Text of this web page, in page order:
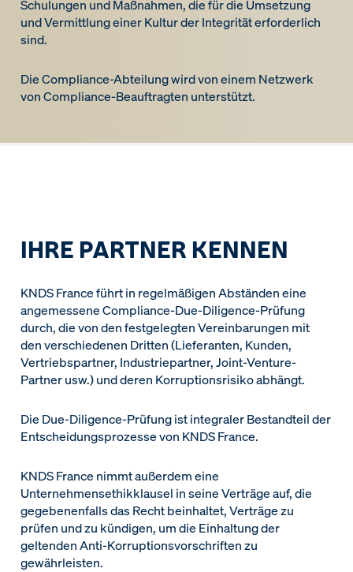
Schulungen und Maßnahmen, die für die Umsetzung
und Vermittlung einer Kultur der Integrität erforderlich
sind.
Die Compliance-Abteilung wird von einem Netzwerk
von Compliance-Beauftragten unterstützt.
IHRE PARTNER KENNEN
KNDS France führt in regelmäßigen Abständen eine
angemessene Compliance-Due-Diligence-Prüfung
durch, die von den festgelegten Vereinbarungen mit
den verschiedenen Dritten (Lieferanten, Kunden,
Vertriebspartner, Industriepartner, Joint-Venture-
Partner usw.) und deren Korruptionsrisiko abhängt.
Die Due-Diligence-Prüfung ist integraler Bestandteil der
Entscheidungsprozesse von KNDS France.
KNDS France nimmt außerdem eine
Unternehmensethikklausel in seine Verträge auf, die
gegebenenfalls das Recht beinhaltet, Verträge zu
prüfen und zu kündigen, um die Einhaltung der
geltenden Anti-Korruptionsvorschriften zu
gewährleisten.